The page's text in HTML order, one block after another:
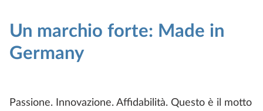
Un marchio forte: Made in
Germany
Passione. Innovazione. Affidabilità. Questo è il motto